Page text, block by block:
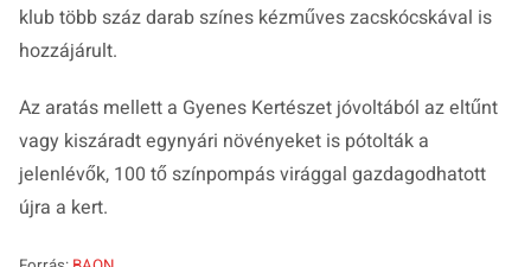
klub több száz darab színes kézműves zacskócskával is
hozzájárult.
Az aratás mellett a Gyenes Kertészet jóvoltából az eltűnt
vagy kiszáradt egynyári növényeket is pótolták a
jelenlévők, 100 tő színpompás virággal gazdagodhatott
újra a kert.